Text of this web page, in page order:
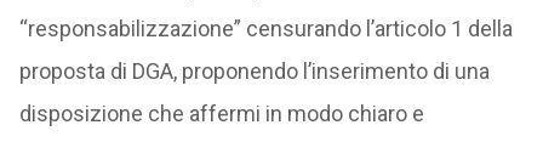
“responsabilizzazione” censurando l’articolo 1 della
proposta di DGA, proponendo l’inserimento di una
disposizione che affermi in modo chiaro e